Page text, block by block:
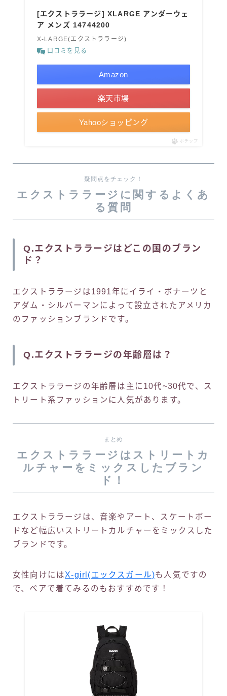
[エクストララージ] XLARGE アンダーウェ
ア メンズ 14744200
X-LARGE(エクストララージ)
口コミを見る
Amazon
楽天市場
Yahooショッピング
ポチップ
疑問点をチェック！
エクストララージに関するよくあ
る質問
Q.エクストララージはどこの国のブラン
ド？
エクストララージは1991年にイライ・ボナーツと
アダム・シルバーマンによって設立されたアメリカ
のファッションブランドです。
Q.エクストララージの年齢層は？
エクストララージの年齢層は主に10代~30代で、ス
トリート系ファッションに人気があります。
まとめ
エクストララージはストリートカ
ルチャーをミックスしたブラン
ド！
エクストララージは、音楽やアート、スケートボー
ドなど幅広いストリートカルチャーをミックスした
ブランドです。
女性向けにはX-girl(エックスガール)も人気ですの
で、ペアで着てみるのもおすすめです！